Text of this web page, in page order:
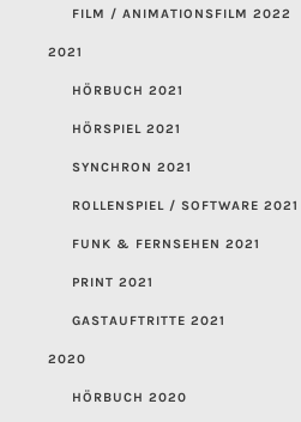
FILM / ANIMATIONSFILM 2022
2021
HÖRBUCH 2021
HÖRSPIEL 2021
SYNCHRON 2021
ROLLENSPIEL / SOFTWARE 2021
FUNK & FERNSEHEN 2021
PRINT 2021
GASTAUFTRITTE 2021
2020
HÖRBUCH 2020